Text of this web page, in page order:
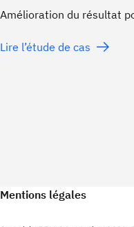
Amélioration du résultat
Lire l’étude de cas
Mentions légales